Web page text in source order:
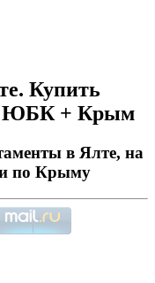
Купить
ЮБК + Крым
в Ялте, на
по Крыму